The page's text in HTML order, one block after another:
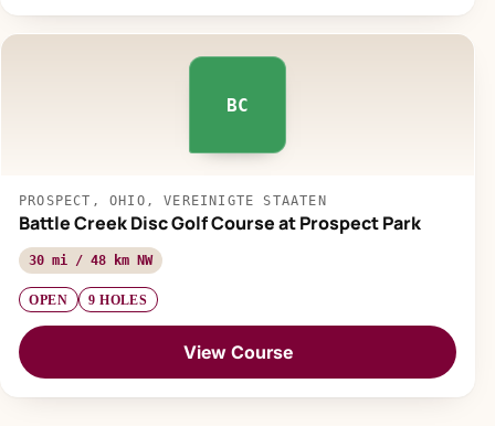
BC
PROSPECT, OHIO, VEREINIGTE STAATEN
Battle Creek Disc Golf Course at Prospect Park
30 mi / 48 km NW
OPEN 9 HOLES
View Course